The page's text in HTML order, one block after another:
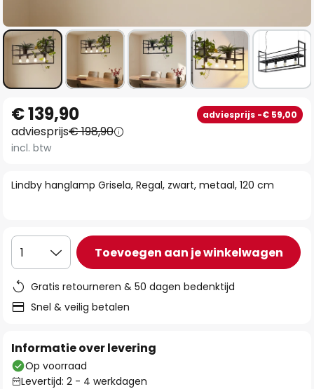
naar
het
begin
de
Lindby hanglamp Grisela, Regal, zwart, metaal, 120 cm
€ 139,90 adviesprijs -€ 59,00
adviesprijs€ 198,90
incl. btw
1 Toevoegen aan je winkelwagen
Gratis retourneren & 50 dagen bedenktijd
Snel & veilig betalen
Informatie over levering
Op voorraad
Levertijd: 2 - 4 werkdagen